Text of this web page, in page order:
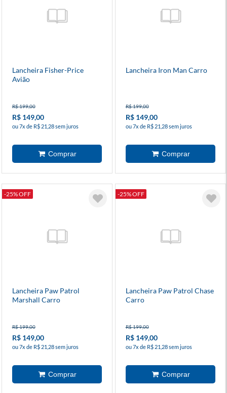
Lancheira Fisher-Price
Avião
R$ 199,00
R$ 149,00
ou 7x de R$ 21,28 sem juros
Lancheira Iron Man Carro
R$ 199,00
R$ 149,00
ou 7x de R$ 21,28 sem juros
-25% OFF
Lancheira Paw Patrol
Marshall Carro
R$ 199,00
R$ 149,00
ou 7x de R$ 21,28 sem juros
-25% OFF
Lancheira Paw Patrol Chase
Carro
R$ 199,00
R$ 149,00
ou 7x de R$ 21,28 sem juros